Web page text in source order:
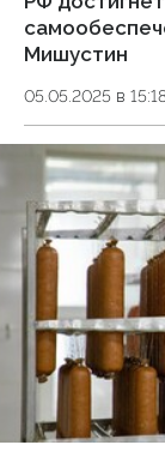
Мишустин
05.05.2025 в